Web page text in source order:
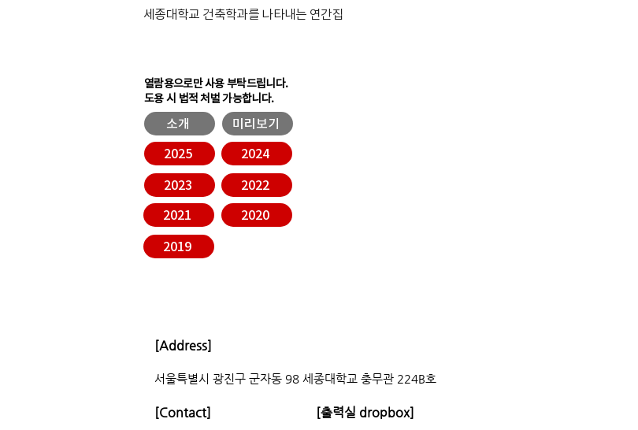
​세종대학교 건축학과를 나타내는 연간집
소개
2022
미리보기
2021
2023
2019
열람용으로만 사용 부탁드립니다.
​도용 시 법적 처벌 가능합니다.
2020
2024
2025
[Address]
서울특별시 광진구 군자동 98 세종대학교 충무관 224B호
[Contact] [출력실 dropbox]